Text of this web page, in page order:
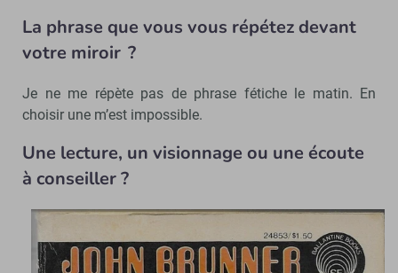
La phrase que vous vous répétez devant
votre miroir ?
Je ne me répète pas de phrase fétiche le matin. En
choisir une m’est impossible.
Une lecture, un visionnage ou une écoute
à conseiller ?